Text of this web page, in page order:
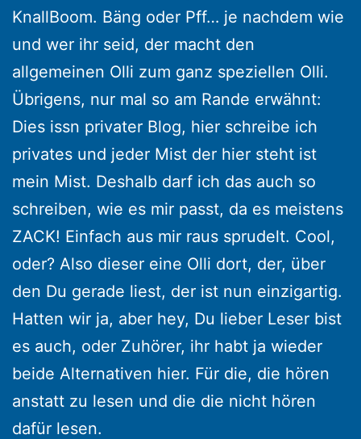
KnallBoom. Bäng oder Pff… je nachdem wie
und wer ihr seid, der macht den
allgemeinen Olli zum ganz speziellen Olli.
Übrigens, nur mal so am Rande erwähnt:
Dies issn privater Blog, hier schreibe ich
privates und jeder Mist der hier steht ist
mein Mist. Deshalb darf ich das auch so
schreiben, wie es mir passt, da es meistens
ZACK! Einfach aus mir raus sprudelt. Cool,
oder? Also dieser eine Olli dort, der, über
den Du gerade liest, der ist nun einzigartig.
Hatten wir ja, aber hey, Du lieber Leser bist
es auch, oder Zuhörer, ihr habt ja wieder
beide Alternativen hier. Für die, die hören
anstatt zu lesen und die die nicht hören
dafür lesen.